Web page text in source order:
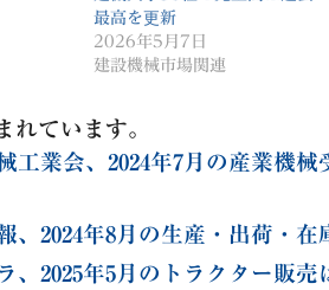
最高を更新
2026年5月7日
建設機械市場関連
れています。
工業会、2024年7月の産業機
、2024年8月の生産・出荷・在
、2025年5月のトラクター販売